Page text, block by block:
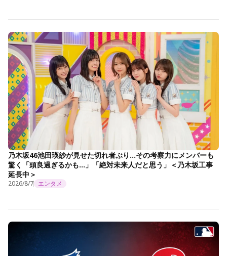
乃木坂46池田瑛紗が見せた切れ者ぶり…その考察力にメンバーも
驚く「頭良過ぎるかも…」「絶対未来人だと思う」＜乃木坂工事
延長中＞
2026/8/7 エンタメ